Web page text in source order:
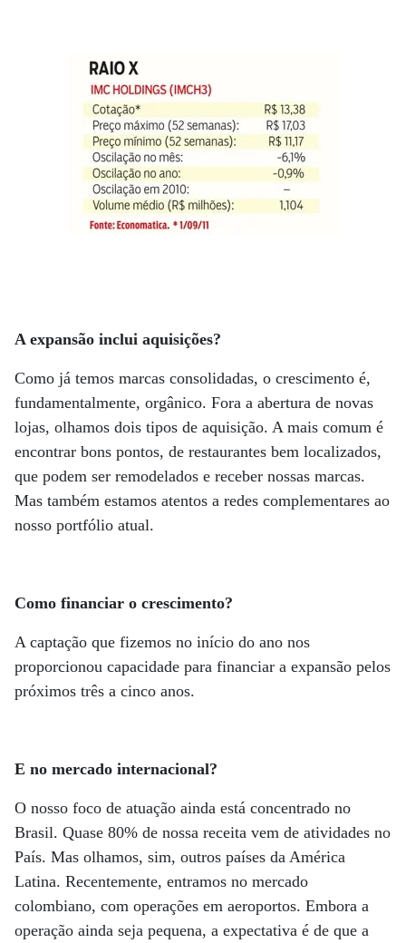
A expansão inclui aquisições?
Como já temos marcas consolidadas, o crescimento é,
fundamentalmente, orgânico. Fora a abertura de novas
lojas, olhamos dois tipos de aquisição. A mais comum é
encontrar bons pontos, de restaurantes bem localizados,
que podem ser remodelados e receber nossas marcas.
Mas também estamos atentos a redes complementares ao
nosso portfólio atual.
Como financiar o crescimento?
A captação que fizemos no início do ano nos
proporcionou capacidade para financiar a expansão pelos
próximos três a cinco anos.
E no mercado internacional?
O nosso foco de atuação ainda está concentrado no
Brasil. Quase 80% de nossa receita vem de atividades no
País. Mas olhamos, sim, outros países da América
Latina. Recentemente, entramos no mercado
colombiano, com operações em aeroportos. Embora a
operação ainda seja pequena, a expectativa é de que a